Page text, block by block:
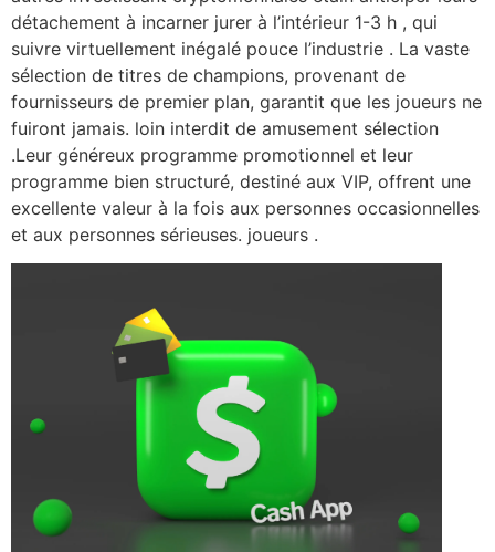
détachement à incarner jurer à l’intérieur 1-3 h , qui
suivre virtuellement inégalé pouce l’industrie . La vaste
sélection de titres de champions, provenant de
fournisseurs de premier plan, garantit que les joueurs ne
fuiront jamais. loin interdit de amusement sélection
.Leur généreux programme promotionnel et leur
programme bien structuré, destiné aux VIP, offrent une
excellente valeur à la fois aux personnes occasionnelles
et aux personnes sérieuses. joueurs .